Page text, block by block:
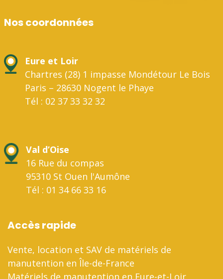
Nos coordonnées
Eure et Loir
Chartres (28) 1 impasse Mondétour Le Bois
Paris – 28630 Nogent le Phaye
Tél : 02 37 33 32 32
Val d’Oise
16 Rue du compas
95310 St Ouen l'Aumône
Tél : 01 34 66 33 16
Accès rapide
Vente, location et SAV de matériels de
manutention en Île-de-France
Matériels de manutention en Eure-et-Loir